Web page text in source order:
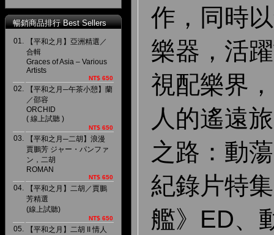
暢銷商品排行 Best Sellers
01.
【平和之月】亞洲精選／
合輯
Graces of Asia – Various
Artists
NT$ 650
02.
【平和之月─午茶小憩】蘭
／邵容
ORCHID
( 線上試聽 )
NT$ 650
03.
【平和之月─二胡】浪漫
賈鵬芳 ジャー・パンファ
ン，二胡
ROMAN
NT$ 650
04.
【平和之月】二胡／賈鵬
芳精選
(線上試聽)
NT$ 650
05.
【平和之月】二胡 II 情人
作，同時
樂器，活
視配樂界
人的遙遠
之路：動
紀錄片特
艦》ED、